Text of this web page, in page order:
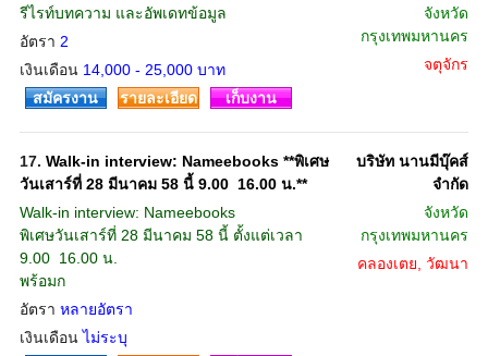
รีไรท์บทความ และอัพเดทข้อมูล
อัตรา 2
เงินเดือน 14,000 - 25,000 บาท
จังหวัด
กรุงเทพมหานคร
จตุจักร
สมัครงาน
รายละเอียด เก็บงาน
17. Walk-in interview: Nameebooks **พิเศษ
วันเสาร์ที่ 28 มีนาคม 58 นี้ 9.00  16.00 น.**
Walk-in interview: Nameebooks
พิเศษวันเสาร์ที่ 28 มีนาคม 58 นี้ ตั้งแต่เวลา
9.00  16.00 น.
พร้อมก
อัตรา หลายอัตรา
เงินเดือนไม่ระบุ
บริษัท นานมีบุ๊คส์
จำกัด
จังหวัด
กรุงเทพมหานคร
คลองเตย, วัฒนา